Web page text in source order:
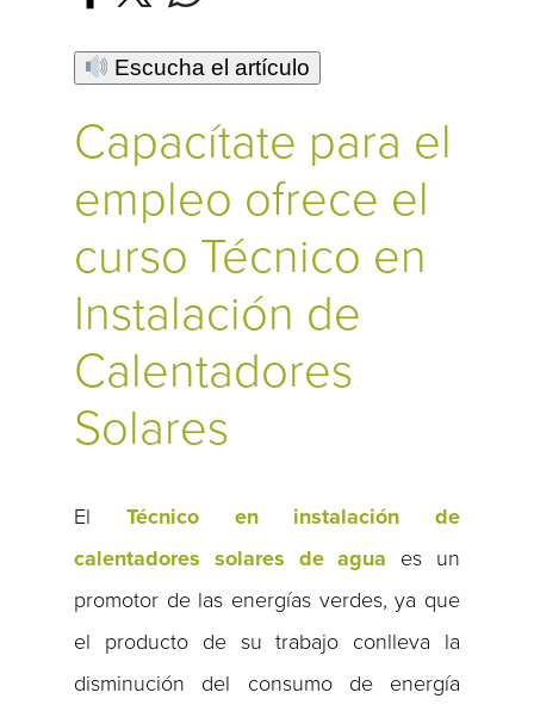
Escucha el artículo
Capacítate para el
empleo ofrece el
curso Técnico en
Instalación de
Calentadores
Solares
El Técnico en instalación de
calentadores solares de agua es un
promotor de las energías verdes, ya que
el producto de su trabajo conlleva la
disminución del consumo de energía